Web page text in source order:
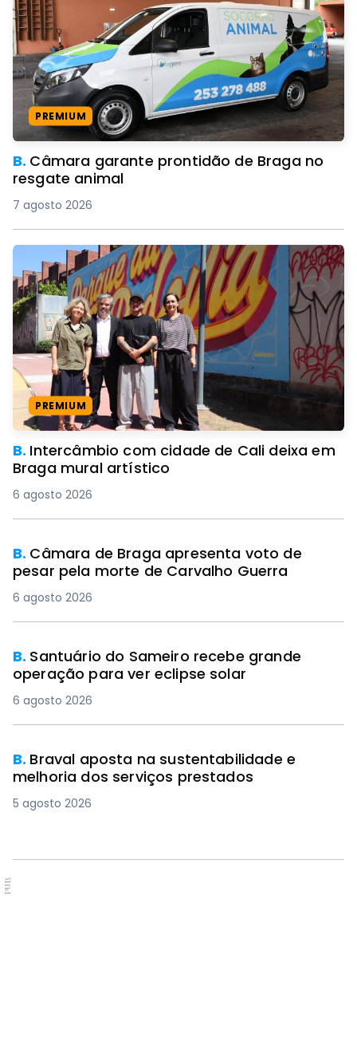
PREMIUM
B. Câmara garante prontidão de Braga no
resgate animal
7 agosto 2026
PREMIUM
B. Intercâmbio com cidade de Cali deixa em
Braga mural artístico
6 agosto 2026
B. Câmara de Braga apresenta voto de
pesar pela morte de Carvalho Guerra
6 agosto 2026
B. Santuário do Sameiro recebe grande
operação para ver eclipse solar
6 agosto 2026
B. Braval aposta na sustentabilidade e
melhoria dos serviços prestados
5 agosto 2026
PUB.